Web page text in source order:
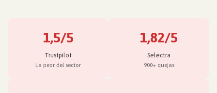
1,5/5
Trustpilot
La peor del sector
1,82/5
Selectra
900+ quejas